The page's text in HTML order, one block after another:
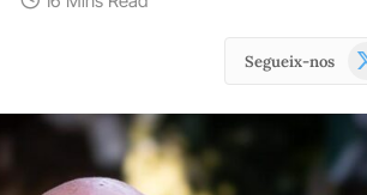
Segueix-nos
X